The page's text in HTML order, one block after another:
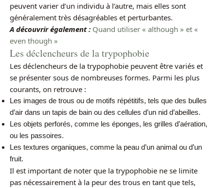
peuvent varier d’un individu à l’autre, mais elles sont
généralement très désagréables et perturbantes.
A découvrir également : Quand utiliser « although » et «
even though »
Les déclencheurs de la trypophobie
Les déclencheurs de la trypophobie peuvent être variés et
se présenter sous de nombreuses formes. Parmi les plus
courants, on retrouve :
Les images de trous ou de motifs répétitifs, tels que des bulles
d’air dans un tapis de bain ou des cellules d’un nid d’abeilles.
Les objets perforés, comme les éponges, les grilles d’aération,
ou les passoires.
Les textures organiques, comme la peau d’un animal ou d’un
fruit.
Il est important de noter que la trypophobie ne se limite
pas nécessairement à la peur des trous en tant que tels,